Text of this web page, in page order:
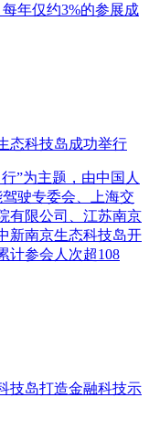
年仅约3%的参展成
态科技岛成功举行
”为主题，由中国人
驶专委会、上海交
有限公司、江苏南京
新南京生态科技岛开
计参会人次超108
技岛打造金融科技示